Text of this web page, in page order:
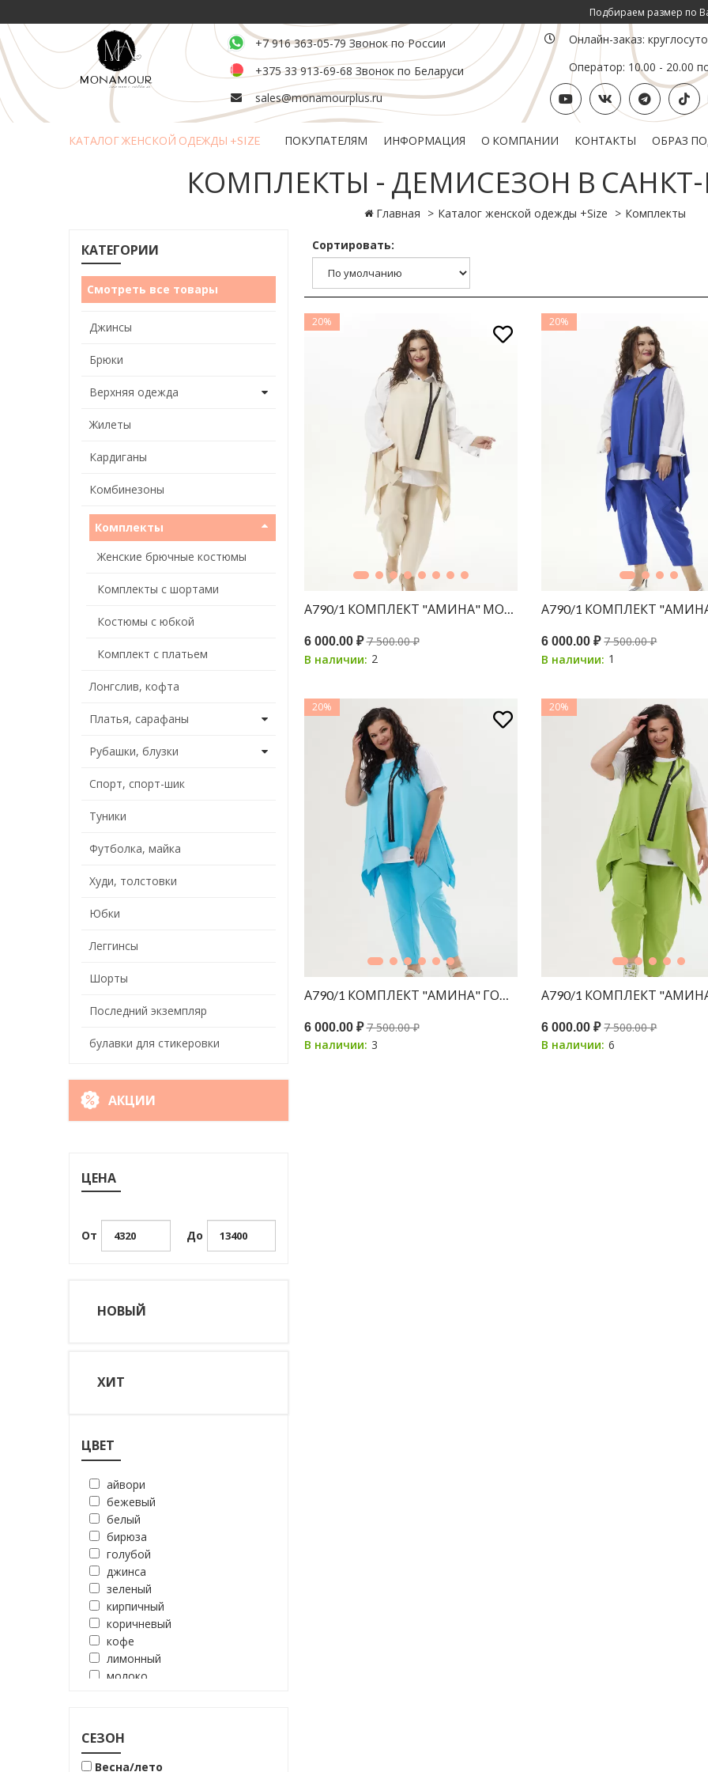
Подбираем размер по Вашим инд.
+7 916 363-05-79 Звонок по России
+375 33 913-69-68 Звонок по Беларуси
sales@monamourplus.ru
Онлайн-заказ:
Оператор: 10.00 - 20.00
КАТАЛОГ ЖЕНСКОЙ ОДЕЖДЫ +SIZE ПОКУПАТЕЛЯМ ИНФОРМАЦИЯ О КОМПАНИИ КОНТАКТЫ ОБРАЗ
КОМПЛЕКТЫ - ДЕМИСЕЗОН В САНКТ-
Главная Каталог женской одежды +Size Комплекты
КАТЕГОРИИ
Смотреть все товары
Джинсы
Брюки
Верхняя одежда
Жилеты
Кардиганы
Комбинезоны
Комплекты
Женские брючные костюмы
Комплекты с шортами
Костюмы с юбкой
Комплект с платьем
Лонгслив, кофта
Платья, сарафаны
Рубашки, блузки
Спорт, спорт-шик
Туники
Футболка, майка
Худи, толстовки
Юбки
Леггинсы
Шорты
Последний экземпляр
булавки для стикеровки
АКЦИИ
ЦЕНА
От До
НОВЫЙ
ХИТ
ЦВЕТ
айвори
бежевый
белый
бирюза
голубой
джинса
зеленый
кирпичный
коричневый
кофе
лимонный
молоко
оливковый
оранжевый
СЕЗОН
Весна/лето
Сортировать:
20%
А790/1 КОМПЛЕКТ "АМИНА" МОЛОКО
6 000.00 ₽7 500.00 ₽
В наличии: 2
20%
6 000.00 ₽7 500.00 ₽
В наличии: 1
20%
А790/1 КОМПЛЕКТ "АМИНА" ГОЛУБОЙ
6 000.00 ₽7 500.00 ₽
В наличии: 3
20%
А790/1 КОМПЛЕКТ
6 000.00 ₽7 500.00 ₽
В наличии: 6